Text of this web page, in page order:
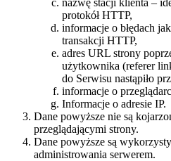
protokół HTTP,
informacje o błędach
transakcji HTTP,
adres URL strony
użytkownika (referer
do Serwisu nastąpiło
informacje o
Informacje o adresie IP.
Dane powyższe nie są
przeglądającymi strony.
Dane powyższe są
administrowania serwerem.